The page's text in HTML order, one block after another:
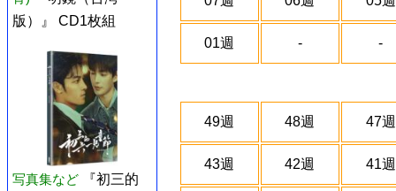
版）』 CD1枚組
写真集など
『初三的
01週 - -
49週 48週 47週
43週 42週 41週